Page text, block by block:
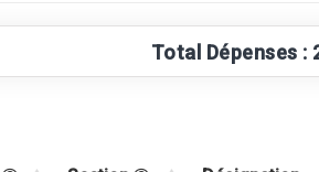
Total Dépenses